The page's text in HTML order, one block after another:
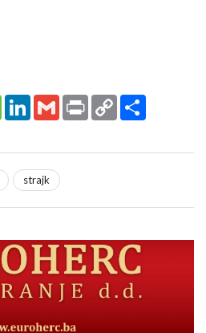
MessageLinkedInGmail Print Copy
Link
strajk